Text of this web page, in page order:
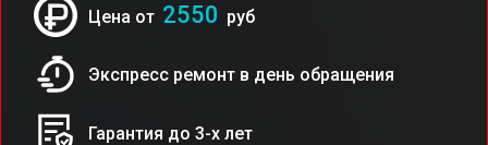
Цена от 2550 руб
Экспресс ремонт в день обращения
Гарантия до 3-х лет